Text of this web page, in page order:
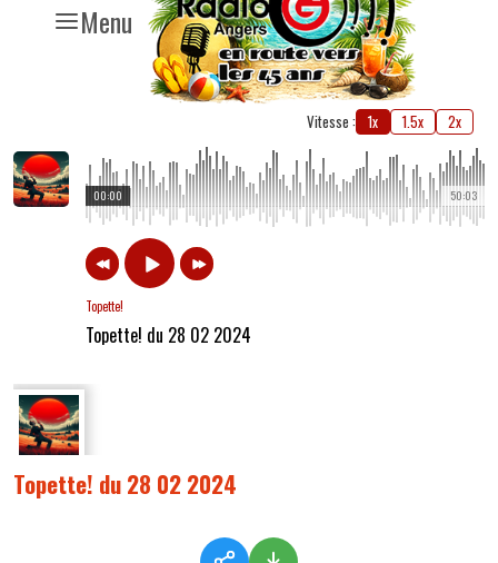
Menu
Vitesse : 1x 1.5x 2x
50:03
00:00
Topette!
Topette! du 28 02 2024
Topette! du 28 02 2024